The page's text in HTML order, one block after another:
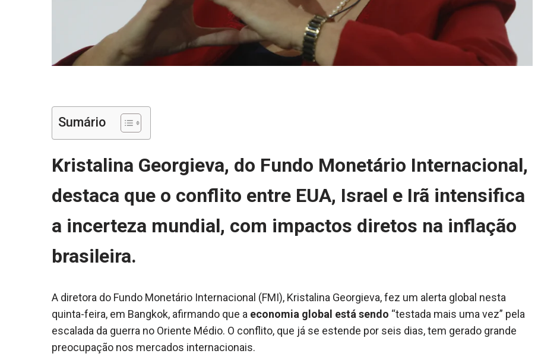
Sumário
Kristalina Georgieva, do Fundo Monetário Internacional,
destaca que o conflito entre EUA, Israel e Irã intensifica
a incerteza mundial, com impactos diretos na inflação
brasileira.
A diretora do Fundo Monetário Internacional (FMI), Kristalina Georgieva, fez um alerta global nesta
quinta-feira, em Bangkok, afirmando que a economia global está sendo “testada mais uma vez” pela
escalada da guerra no Oriente Médio. O conflito, que já se estende por seis dias, tem gerado grande
preocupação nos mercados internacionais.